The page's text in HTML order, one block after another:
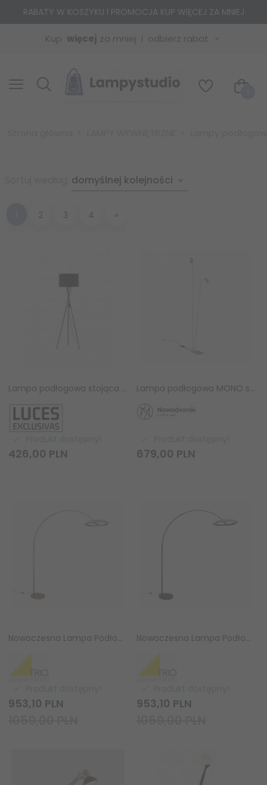
RABATY W KOSZYKU l PROMOCJA KUP WIĘCEJ ZA MNIEJ
Kup więcej za mniej odbierz rabat
sort
domyślnej kolejności
2 3 4 »
Lampa podłogowa stojąca czarna metalowa na trójnogu nowoczesna Luces Exclusivas
426,00 PLN
Lampa podłogowa MONO sage 12621 Nowodvorski szałwiowa nowoczesna lampa stojąca dwupunktowa regulowana
679,00 PLN
Nowoczesna Lampa Podłogowa Łukowa LED Trio AMADOR 442410165 Beżowa ze Ściemniaczem i Funkcją CCT
953,10 PLN
Nowoczesna Lampa Podłogowa Łukowa LED Trio AMADOR 442410132 Czarna ze Ściemniaczem i Funkcją CCT
953,10 PLN